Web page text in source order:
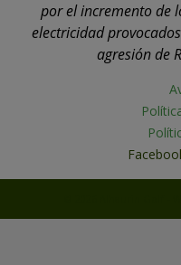
por el incremento de
electricidad
agresión de